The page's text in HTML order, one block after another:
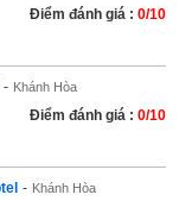
Điểm đánh giá : 0/10
- Khánh Hòa
Điểm đánh giá : 0/10
- Khánh Hòa